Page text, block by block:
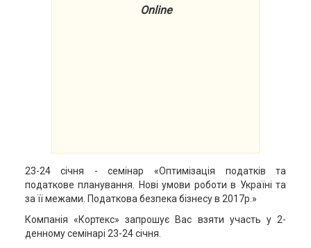
Online
23-24 січня - семінар «Оптимізація податків та
податкове планування. Нові умови роботи в Україні та
за її межами. Податкова безпека бізнесу в 2017р.»
Компанія «Кортекс» запрошує Вас взяти участь у 2-
денному семінарі 23-24 січня.